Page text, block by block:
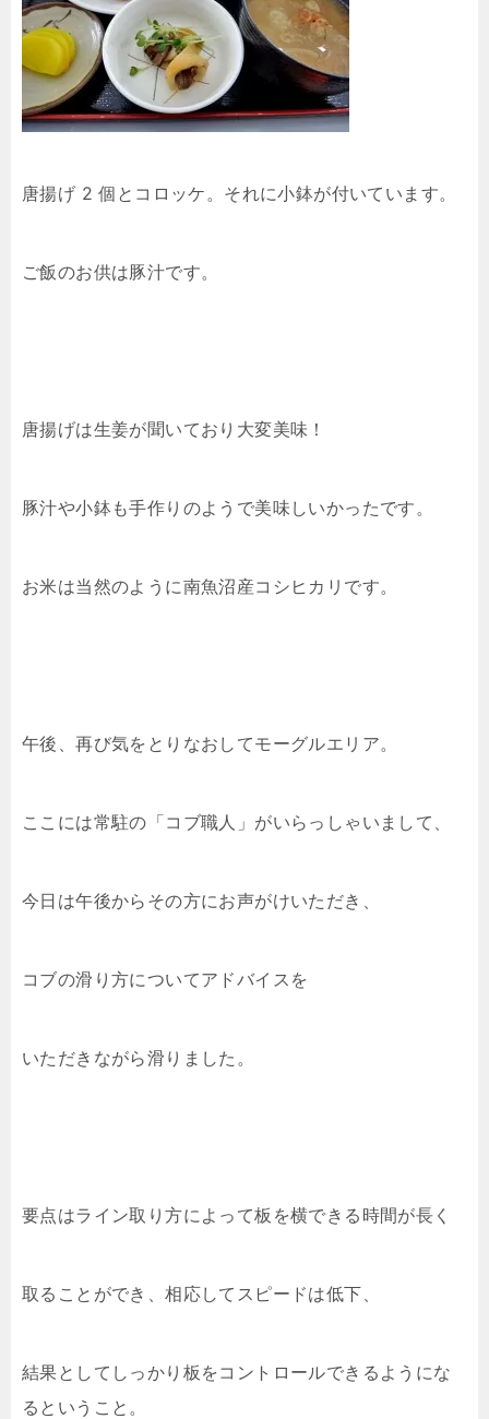
唐揚げ 2 個とコロッケ。それに小鉢が付いています。
ご飯のお供は豚汁です。
唐揚げは生姜が聞いており大変美味！
豚汁や小鉢も手作りのようで美味しいかったです。
お米は当然のように南魚沼産コシヒカリです。
午後、再び気をとりなおしてモーグルエリア。
ここには常駐の「コブ職人」がいらっしゃいまして、
今日は午後からその方にお声がけいただき、
コブの滑り方についてアドバイスを
いただきながら滑りました。
要点はライン取り方によって板を横できる時間が長く
取ることができ、相応してスピードは低下、
結果としてしっかり板をコントロールできるようにな
るということ。